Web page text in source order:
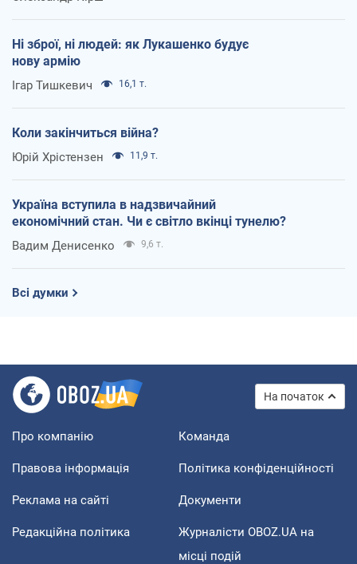
Ні зброї, ні людей: як Лукашенко будує
нову армію
Ігар Тишкевич 16,1 т.
Коли закінчиться війна?
Юрій Хрістензен 11,9 т.
Україна вступила в надзвичайний
економічний стан. Чи є світло вкінці тунелю?
Вадим Денисенко 9,6 т.
Всі думки
На початок
Про компанію Команда
Правова інформація Політика конфіденційності
Реклама на сайті Документи
Редакційна політика
Журналісти OBOZ.UA на
місці подій